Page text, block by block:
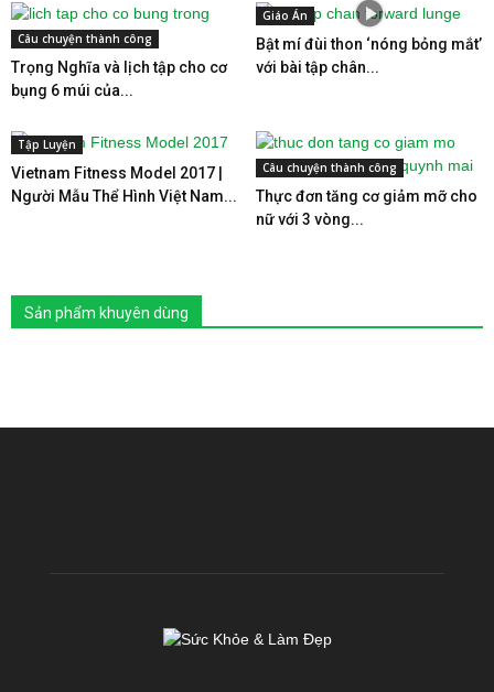
Câu chuyện thành công
Trọng Nghĩa và lịch tập cho cơ
bụng 6 múi của...
Giáo Án
Bật mí đùi thon ‘nóng bỏng mắt’
với bài tập chân...
Tập Luyện
Vietnam Fitness Model 2017 |
Người Mẫu Thể Hình Việt Nam...
Câu chuyện thành công
Thực đơn tăng cơ giảm mỡ cho
nữ với 3 vòng...
Sản phẩm khuyên dùng